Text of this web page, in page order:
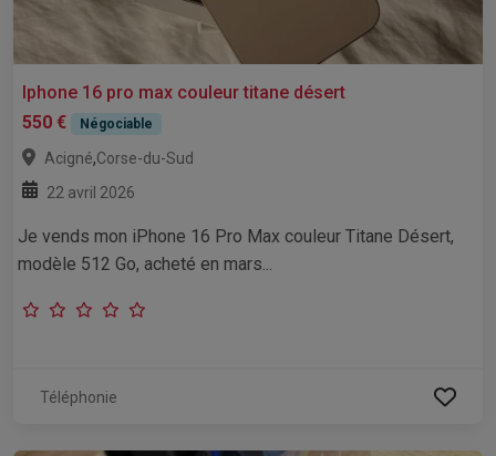
Iphone 16 pro max couleur titane désert
550 €
Négociable
Acigné,Corse-du-Sud
22 avril 2026
Je vends mon iPhone 16 Pro Max couleur Titane Désert,
modèle 512 Go, acheté en mars...
Téléphonie